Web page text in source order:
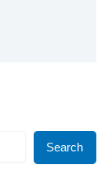
Search